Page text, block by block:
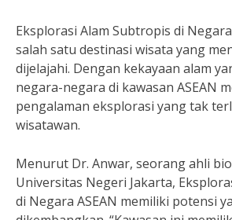
Eksplorasi Alam Subtropis di
salah satu destinasi wisata yang
dijelajahi. Dengan kekayaan alam
negara-negara di kawasan ASEAN
pengalaman eksplorasi yang tak
wisatawan.
Menurut Dr. Anwar, seorang ahli
Universitas Negeri Jakarta,
di Negara ASEAN memiliki potensi